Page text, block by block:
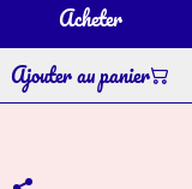
Acheter
Ajouter au panier